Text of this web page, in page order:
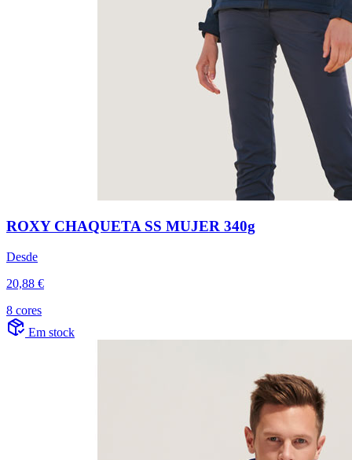
ROXY CHAQUETA SS MUJER 340g
Desde
20,88 €
8 cores
Em stock